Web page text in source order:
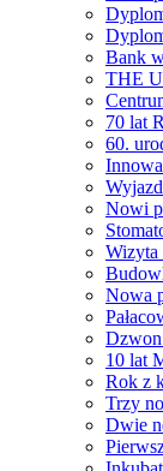
Bank
THE
70 lat
60.
Nowi
Wizyta
Nowa
10 lat
Rok z
Trzy
Dwie